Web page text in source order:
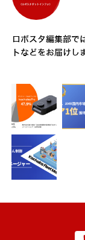
ロボスタ編集部で
トなどをお届けし